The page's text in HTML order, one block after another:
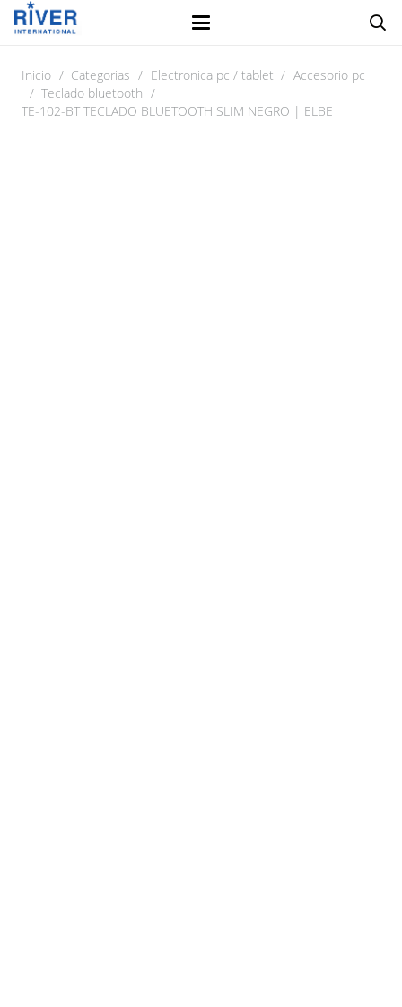
Inicio / Categorias / Electronica pc / tablet / Accesorio pc
/ Teclado bluetooth /
TE-102-BT TECLADO BLUETOOTH SLIM NEGRO | ELBE